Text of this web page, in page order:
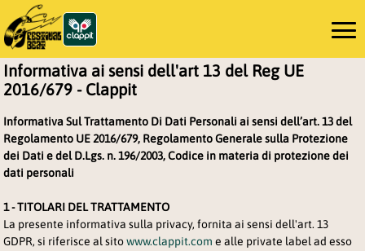
Informativa ai sensi dell'art 13 del Reg UE
2016/679 - Clappit
Informativa Sul Trattamento Di Dati Personali ai sensi dell’art. 13 del
Regolamento UE 2016/679, Regolamento Generale sulla Protezione
dei Dati e del D.Lgs. n. 196/2003, Codice in materia di protezione dei
dati personali
1 - TITOLARI DEL TRATTAMENTO
La presente informativa sulla privacy, fornita ai sensi dell'art. 13
GDPR, si riferisce al sitowww.clappit.com e alle private label ad esso